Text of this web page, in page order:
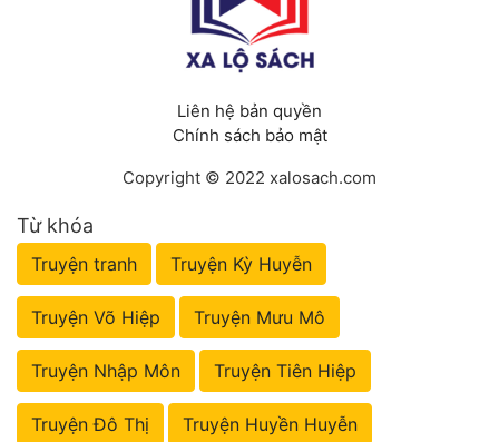
Sát Phạt Quyết Đoán
Vô Sỉ
Điềm Đạm
Liên hệ bản quyền
Chính sách bảo mật
Copyright © 2022 xalosach.com
Từ khóa
Truyện tranh Truyện Kỳ Huyễn
Truyện Võ Hiệp Truyện Mưu Mô
Truyện Nhập Môn Truyện Tiên Hiệp
Truyện Đô Thị Truyện Huyền Huyễn